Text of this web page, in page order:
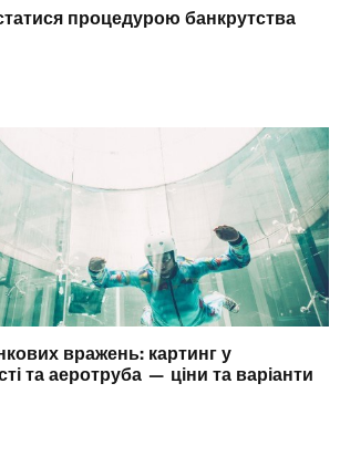
процедурою банкрутства
вражень: картинг у
та аеротруба — ціни та варіанти